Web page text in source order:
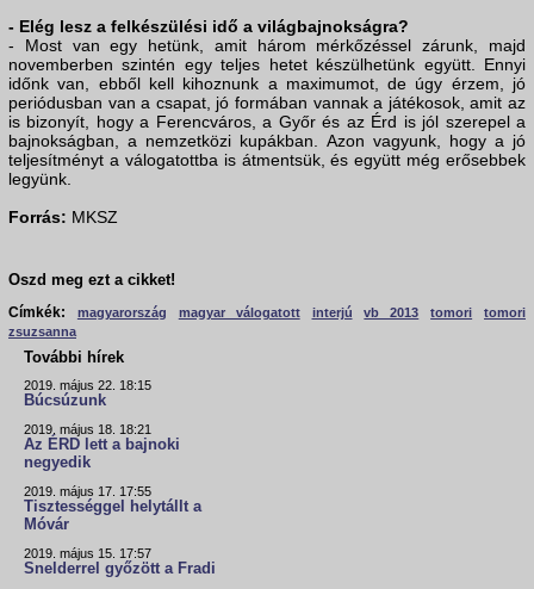
- Elég lesz a felkészülési idő a világbajnokságra?
- Most van egy hetünk, amit három mérkőzéssel zárunk, majd
novemberben szintén egy teljes hetet készülhetünk együtt. Ennyi
időnk van, ebből kell kihoznunk a maximumot, de úgy érzem, jó
periódusban van a csapat, jó formában vannak a játékosok, amit az
is bizonyít, hogy a Ferencváros, a Győr és az Érd is jól szerepel a
bajnokságban, a nemzetközi kupákban. Azon vagyunk, hogy a jó
teljesítményt a válogatottba is átmentsük, és együtt még erősebbek
legyünk.
Forrás: MKSZ
Oszd meg ezt a cikket!
Címkék:
magyarország magyar válogatott interjú vb 2013 tomori
tomori
zsuzsanna
További hírek
2019. május 22. 18:15
Búcsúzunk
2019. május 18. 18:21
Az ÉRD lett a bajnoki
negyedik
2019. május 17. 17:55
Tisztességgel helytállt a
Móvár
2019. május 15. 17:57
Snelderrel győzött a Fradi